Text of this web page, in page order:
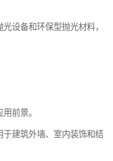
设备和环保型抛光材料，
前景。
于建筑外墙、室内装饰和结